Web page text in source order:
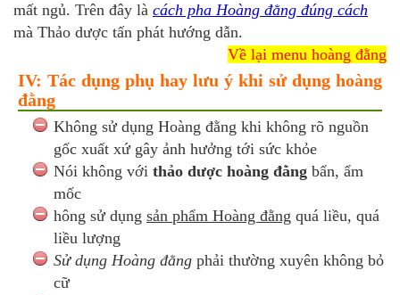
mất ngủ. Trên đây là cách pha Hoàng đằng đúng cách
mà Thảo dược tấn phát hướng dẫn.
Về lại menu hoàng đằng
IV: Tác dụng phụ hay lưu ý khi sử dụng hoàng
đằng
Không sử dụng Hoàng đằng khi không rõ nguồn
gốc xuất xứ gây ảnh hưởng tới sức khỏe
Nói không với thảo dược hoàng đằng bẩn, ẩm
mốc
hông sử dụng sản phẩm Hoàng đằng quá liều, quá
liều lượng
Sử dụng Hoàng đằng phải thường xuyên không bỏ
cữ